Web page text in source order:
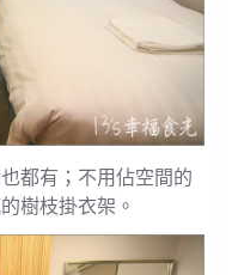
都有；不用佔空間的
樹枝掛衣架。